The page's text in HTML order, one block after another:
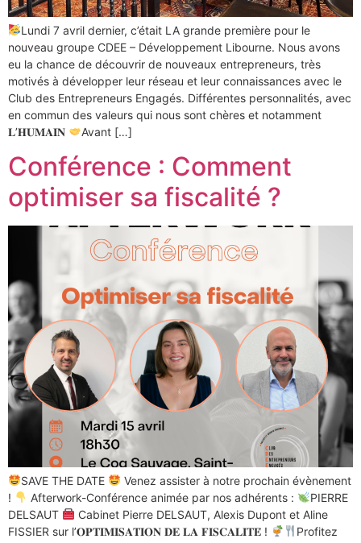
Lundi 7 avril dernier, c’était LA grande première pour le
nouveau groupe CDEE – Développement Libourne. Nous avons
eu la chance de découvrir de nouveaux entrepreneurs, très
motivés à développer leur réseau et leur connaissances avec le
Club des Entrepreneurs Engagés. Différentes personnalités, avec
en commun des valeurs qui nous sont chères et notamment
𝐋’𝐇𝐔𝐌𝐀𝐈𝐍
Avant […]
Conférence : Comment
optimiser sa fiscalité ?
SAVE THE DATE
Venez assister à notre prochain évènement
!
Afterwork-Conférence animée par nos adhérents :
PIERRE
DELSAUT
Cabinet Pierre DELSAUT, Alexis Dupont et Aline
FISSIER sur l’𝐎𝐏𝐓𝐈𝐌𝐈𝐒𝐀𝐓𝐈𝐎𝐍 𝐃𝐄 𝐋𝐀 𝐅𝐈𝐒𝐂𝐀𝐋𝐈𝐓𝐄́ !
Profitez